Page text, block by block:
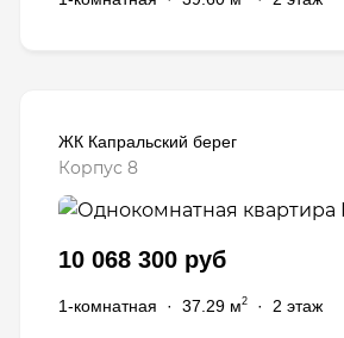
ЖК Капральский берег
Корпус 8
10 068 300 руб
1-комнатная · 37.29 м2 · 2 этаж